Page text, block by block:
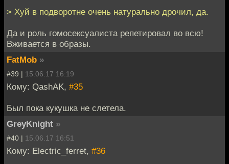
> Хуй в подворотне очень натурально дрочил, да.
Да и роль гомосексуалиста репетировал во всю!
Вживается в образы.
FatMob »
#39 | 15.06.17 16:19
Кому: QashAK, #35
Был пока кукушка не слетела.
GreyKnight »
#40 | 15.06.17 16:51
Кому: Electric_ferret, #36